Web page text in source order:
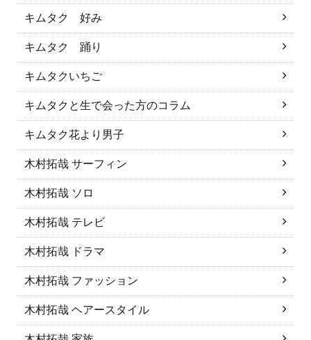
キムタク 好み
キムタク 踊り
キムタクいちご
キムタクと生で会った方のコラム
キムタク花より男子
木村拓哉 サーフィン
木村拓哉 ソロ
木村拓哉 テレビ
木村拓哉 ドラマ
木村拓哉 ファッション
木村拓哉 ヘアースタイル